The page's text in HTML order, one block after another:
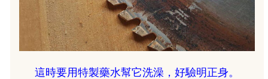
這時要用特製藥水幫它洗澡，好驗明正身。